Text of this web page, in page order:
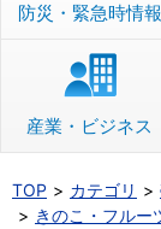
防災・緊急時情報
産業・ビジネス
TOP カテゴリ
きのこ・フルー